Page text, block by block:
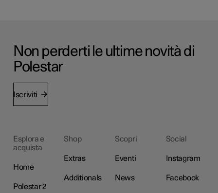
Non perderti le ultime novità di
Polestar
Iscriviti
Esplora e
acquista
Home
Polestar 2
Shop
Extras
Additionals
Scopri
Eventi
News
Social
Instagram
Facebook